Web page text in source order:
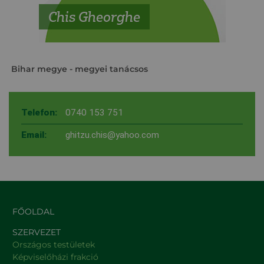
Chis Gheorghe
Bihar megye - megyei tanácsos
Telefon: 0740 153 751
Email: ghitzu.chis@yahoo.com
FŐOLDAL
SZERVEZET
Országos testületek
Képviselőházi frakció